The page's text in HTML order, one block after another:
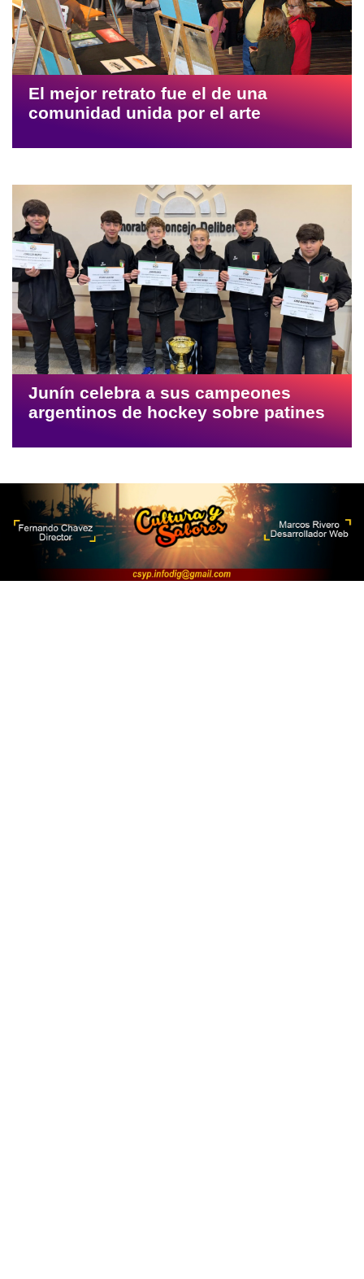
El mejor retrato fue el de una
comunidad unida por el arte
Junín celebra a sus campeones
argentinos de hockey sobre patines